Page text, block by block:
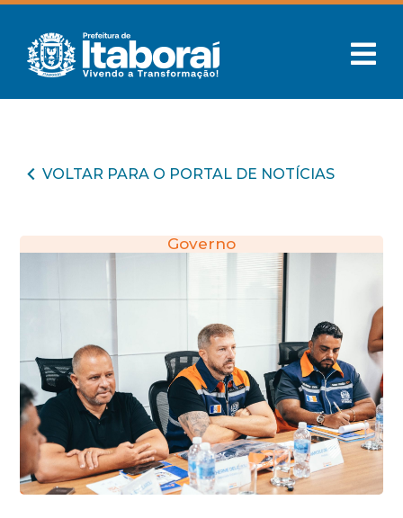
VOLTAR PARA O PORTAL DE NOTÍCIAS
Governo